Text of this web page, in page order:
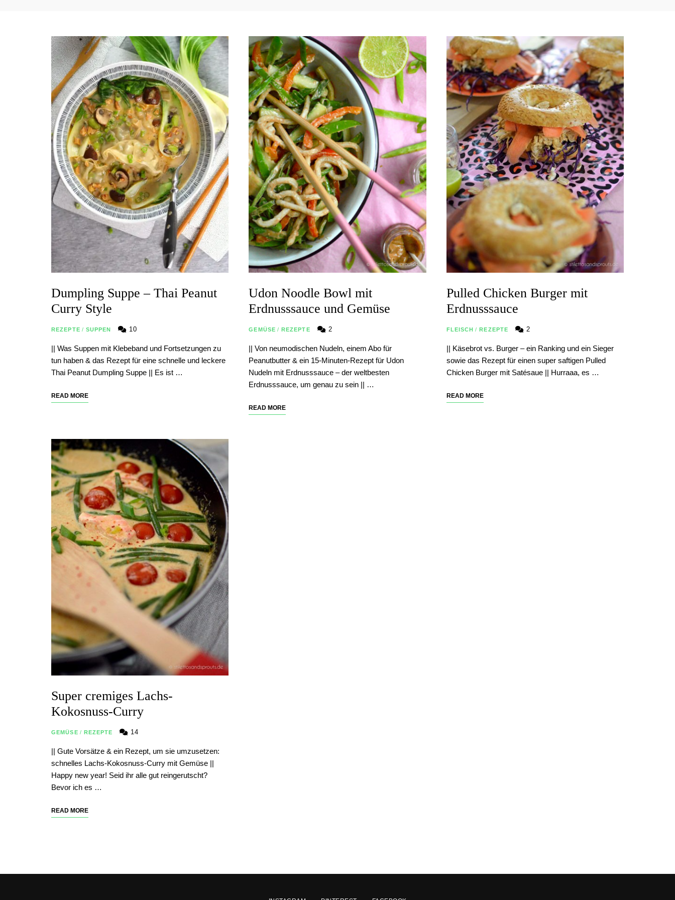
Dumpling Suppe – Thai Peanut
Curry Style
REZEPTE / SUPPEN 10
|| Was Suppen mit Klebeband und Fortsetzungen zu
tun haben & das Rezept für eine schnelle und leckere
Thai Peanut Dumpling Suppe || Es ist …
READ MORE
Super cremiges Lachs-
Kokosnuss-Curry
GEMÜSE / REZEPTE 14
|| Gute Vorsätze & ein Rezept, um sie umzusetzen:
schnelles Lachs-Kokosnuss-Curry mit Gemüse ||
Happy new year! Seid ihr alle gut reingerutscht?
Bevor ich es …
READ MORE
Udon Noodle Bowl mit
Erdnusssauce und Gemüse
GEMÜSE / REZEPTE 2
|| Von neumodischen Nudeln, einem Abo für
Peanutbutter & ein 15-Minuten-Rezept für Udon
Nudeln mit Erdnusssauce – der weltbesten
Erdnusssauce, um genau zu sein || …
READ MORE
Pulled Chicken Burger mit
Erdnusssauce
FLEISCH / REZEPTE 2
|| Käsebrot vs. Burger – ein Ranking und ein Sieger
sowie das Rezept für einen super saftigen Pulled
Chicken Burger mit Satésaue || Hurraaa, es …
READ MORE